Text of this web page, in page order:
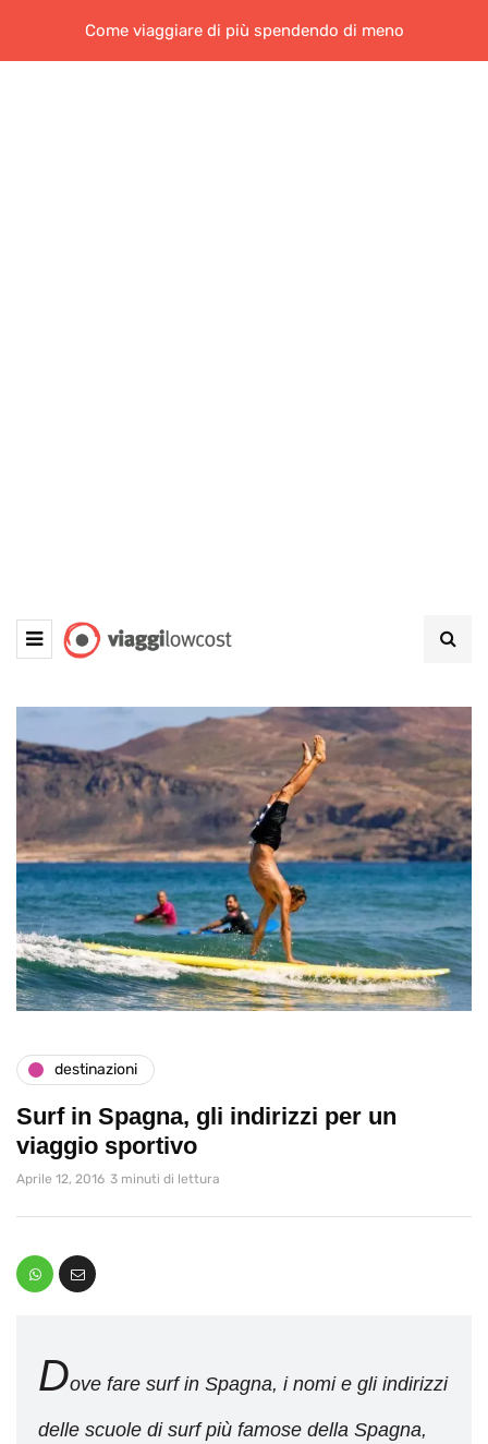
Come viaggiare di più spendendo di meno
destinazioni
Surf in Spagna, gli indirizzi per un
viaggio sportivo
Aprile 12, 2016 3 minuti di lettura
Dove fare surf in Spagna, i nomi e gli indirizzi
delle scuole di surf più famose della Spagna,